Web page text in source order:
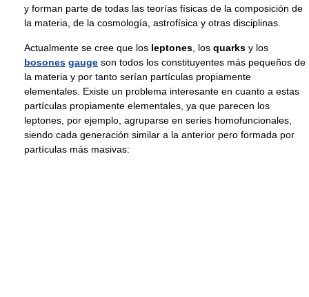
y forman parte de todas las teorías físicas de la composición de
la materia, de la cosmología, astrofísica y otras disciplinas.
Actualmente se cree que los leptones , los quarks y los
bosones gauge son todos los constituyentes más pequeños de
la materia y por tanto serían partículas propiamente
elementales. Existe un problema interesante en cuanto a estas
partículas propiamente elementales, ya que parecen los
leptones, por ejemplo, agruparse en series homofuncionales,
siendo cada generación similar a la anterior pero formada por
partículas más masivas: